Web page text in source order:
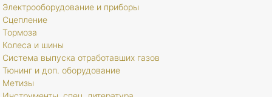
Электрооборудование и приборы
Сцепление
Тормоза
Колеса и шины
Система выпуска отработавших газов
Тюнинг и доп. оборудование
Метизы